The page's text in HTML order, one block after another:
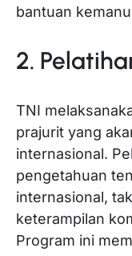
bantuan
2.
TNI
prajurit yang
internasional.
pengetahuan
internasional,
keterampilan
Program ini